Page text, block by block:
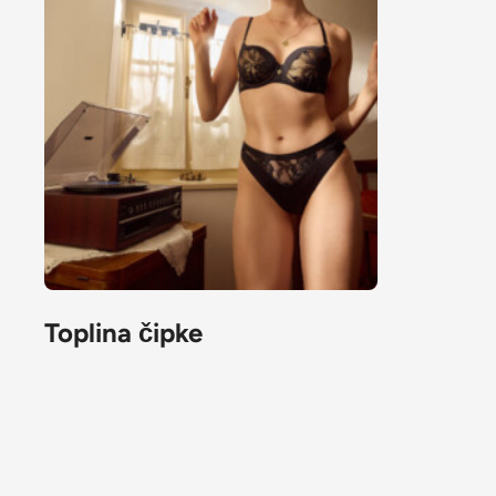
Toplina čipke